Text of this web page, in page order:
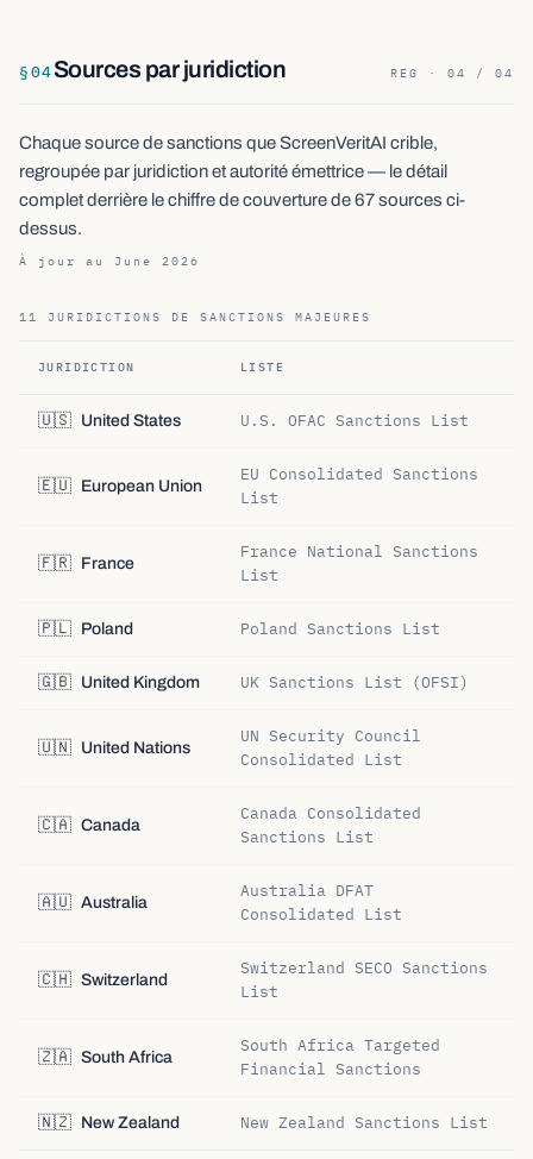
§04Sources par juridiction REG · 04 / 04
Chaque source de sanctions que ScreenVeritAI crible,
regroupée par juridiction et autorité émettrice — le détail
complet derrière le chiffre de couverture de 67 sources ci-
dessus.
À jour au June 2026
11 JURIDICTIONS DE SANCTIONS MAJEURES
JURIDICTION LISTE
🇺🇸 United States U.S. OFAC Sanctions List
🇪🇺 European Union
EU Consolidated Sanctions
List
🇫🇷 France
France National Sanctions
List
🇵🇱 Poland Poland Sanctions List
🇬🇧 United Kingdom UK Sanctions List (OFSI)
🇺🇳 United Nations
UN Security Council
Consolidated List
🇨🇦 Canada
Canada Consolidated
Sanctions List
🇦🇺 Australia
Australia DFAT
Consolidated List
🇨🇭 Switzerland
Switzerland SECO Sanctions
List
🇿🇦 South Africa
South Africa Targeted
Financial Sanctions
🇳🇿 New Zealand New Zealand Sanctions List